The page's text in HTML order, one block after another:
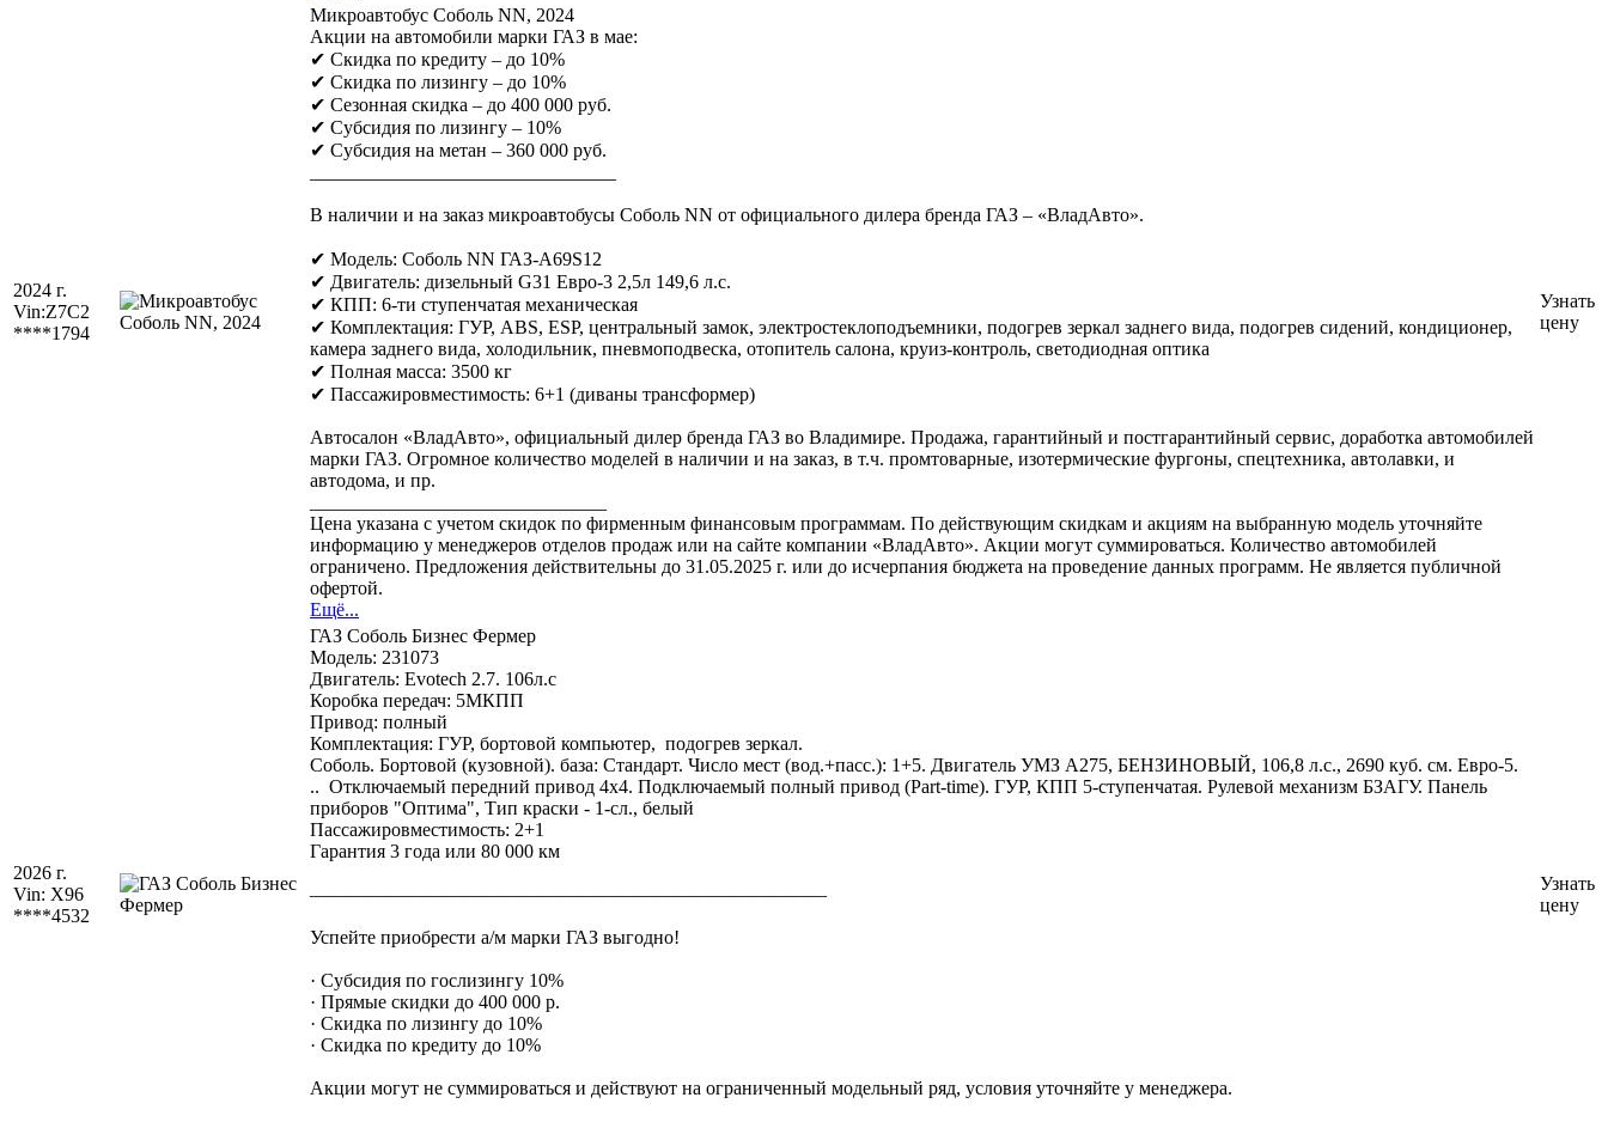
2024 г.
Vin:Z7C2
****1794
Микроавтобус Соболь NN, 2024
Акции на автомобили марки ГАЗ в мае:
✔ Скидка по кредиту – до 10%
✔ Скидка по лизингу – до 10%
✔ Сезонная скидка – до 400 000 руб.
✔ Субсидия по лизингу – 10%
✔ Субсидия на метан – 360 000 руб.
В наличии и на заказ микроавтобусы Соболь NN от официального дилера бренда ГАЗ – «ВладАвто».
✔ Модель: Соболь NN ГАЗ-A69S12
✔ Двигатель: дизельный G31 Евро-3 2,5л 149,6 л.с.
✔ КПП: 6-ти ступенчатая механическая
✔ Комплектация: ГУР, ABS, ESP, центральный замок, электростеклоподъемники, подогрев зеркал заднего вида, подогрев сидений, кондиционер,
камера заднего вида, холодильник, пневмоподвеска, отопитель салона, круиз-контроль, светодиодная оптика
✔ Полная масса: 3500 кг
✔ Пассажировместимость: 6+1 (диваны трансформер)
Автосалон «ВладАвто», официальный дилер бренда ГАЗ во Владимире. Продажа, гарантийный и постгарантийный сервис, доработка автомобилей
марки ГАЗ. Огромное количество моделей в наличии и на заказ, в т.ч. промтоварные, изотермические фургоны, спецтехника, автолавки, и
автодома, и пр.
Цена указана с учетом скидок по фирменным финансовым программам. По действующим скидкам и акциям на выбранную модель уточняйте
информацию у менеджеров отделов продаж или на сайте компании «ВладАвто». Акции могут суммироваться. Количество автомобилей
ограничено. Предложения действительны до 31.05.2025 г. или до исчерпания бюджета на проведение данных программ. Не является публичной
офертой.
Ещё...
Узнать
цену
2026 г.
Vin: X96
****4532
ГАЗ Соболь Бизнес Фермер
Модель: 231073
Двигатель: Evotech 2.7. 106л.с
Коробка передач: 5МКПП
Привод: полный
Комплектация: ГУР, бортовой компьютер, подогрев зеркал.
Соболь. Бортовой (кузовной). база: Стандарт. Число мест (вод.+пасс.): 1+5. Двигатель УМЗ А275, БЕНЗИНОВЫЙ, 106,8 л.с., 2690 куб. см. Евро-5.
.. Отключаемый передний привод 4x4. Подключаемый полный привод (Part-time). ГУР, КПП 5-ступенчатая. Рулевой механизм БЗАГУ. Панель
приборов "Оптима", Тип краски - 1-сл., белый
Пассажировместимость: 2+1
Гарантия 3 года или 80 000 км
———————————————————————————
Успейте приобрести а/м марки ГАЗ выгодно!
· Субсидия по гослизингу 10%
· Прямые скидки до 400 000 р.
· Скидка по лизингу до 10%
· Скидка по кредиту до 10%
Акции могут не суммироваться и действуют на ограниченный модельный ряд, условия уточняйте у менеджера.
Узнать
цену